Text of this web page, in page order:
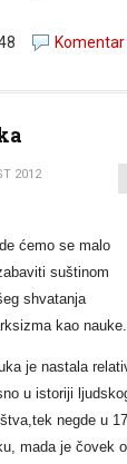
Komentar
2012
ćemo se malo
suštinom
shvatanja
kao nauke.
je nastala
u istoriji
negde u
mada je čovek